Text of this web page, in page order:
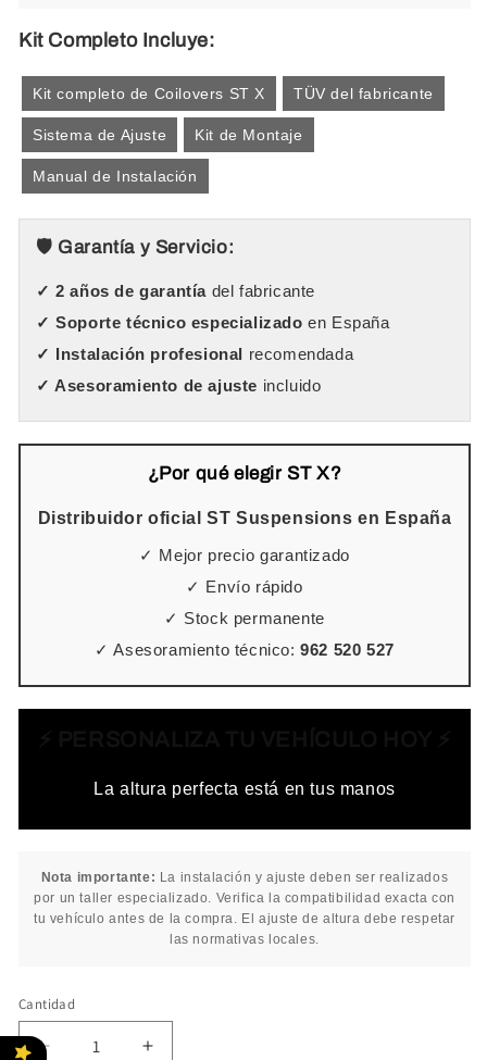
Kit Completo Incluye:
Kit completo de Coilovers ST X TÜV del fabricante
Sistema de Ajuste Kit de Montaje
Manual de Instalación
🛡️ Garantía y Servicio:
✓ 2 años de garantía del fabricante
✓ Soporte técnico especializado en España
✓ Instalación profesional recomendada
✓ Asesoramiento de ajuste incluido
¿Por qué elegir ST X?
Distribuidor oficial ST Suspensions en España
✓ Mejor precio garantizado
✓ Envío rápido
✓ Stock permanente
✓ Asesoramiento técnico:962 520 527
La altura perfecta está en tus manos
Nota importante: La instalación y ajuste deben ser realizados
por un taller especializado. Verifica la compatibilidad exacta con
tu vehículo antes de la compra. El ajuste de altura debe respetar
las normativas locales.
Cantidad
Cantidad
Reducir Aumentar